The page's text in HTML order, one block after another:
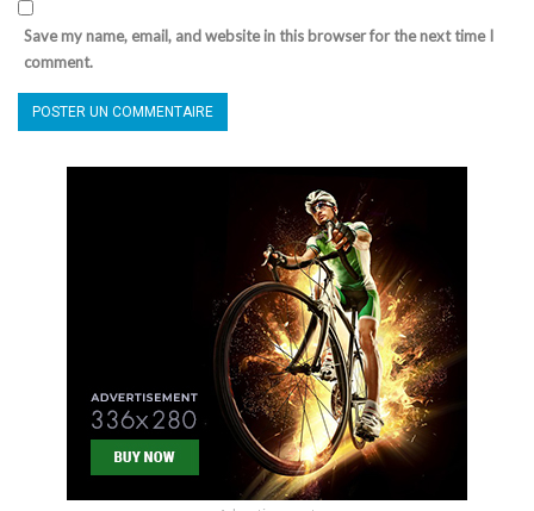
Save my name, email, and website in this browser for the next time I
comment.